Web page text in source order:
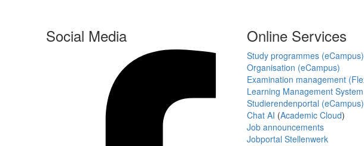
Social Media Online Services
Study programmes (eCampus)
Organisation (eCampus)
Examination management
Learning Management
Studierendenportal (eCampus)
Chat AI (Academic Cloud)
Job announcements
Jobportal Stellenwerk